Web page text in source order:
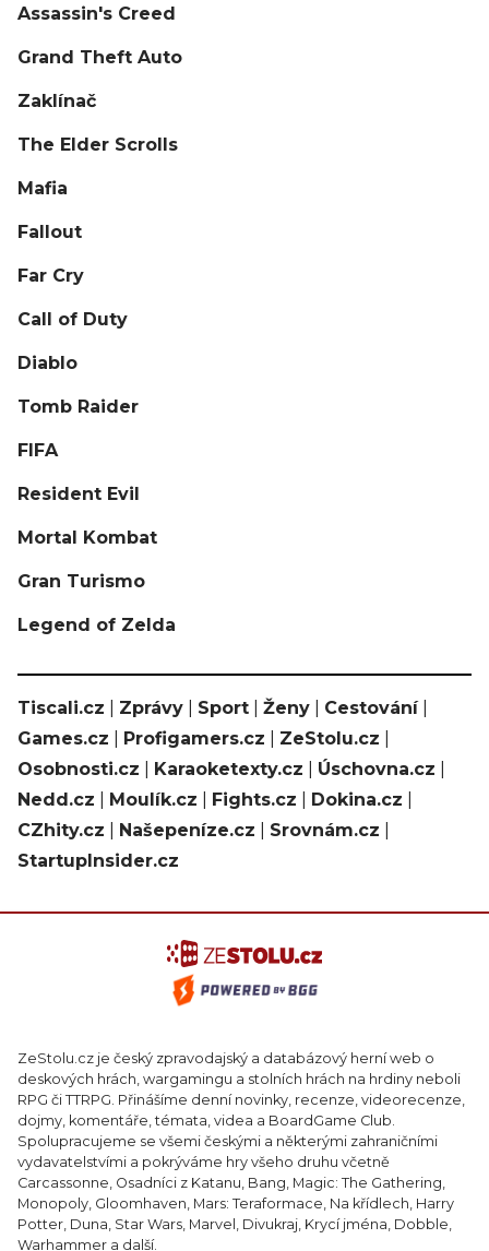
Assassin's Creed
Grand Theft Auto
Zaklínač
The Elder Scrolls
Mafia
Fallout
Far Cry
Call of Duty
Diablo
Tomb Raider
FIFA
Resident Evil
Mortal Kombat
Gran Turismo
Legend of Zelda
Tiscali.cz Zprávy Sport Ženy Cestování|
Games.cz
Profigamers.cz ZeStolu.cz
Osobnosti.cz
Karaoketexty.cz Úschovna.cz
Nedd.cz
Moulík.cz Fights.cz Dokina.cz
CZhity.cz
Našepeníze.cz Srovnám.cz
StartupInsider.cz
ZeStolu.cz je český zpravodajský a databázový herní web o
deskových hrách, wargamingu a stolních hrách na hrdiny neboli
RPG či TTRPG. Přinášíme denní novinky, recenze, videorecenze,
dojmy, komentáře, témata, videa a BoardGame Club.
Spolupracujeme se všemi českými a některými zahraničními
vydavatelstvími a pokrýváme hry všeho druhu včetně
Carcassonne, Osadníci z Katanu, Bang, Magic: The Gathering,
Monopoly, Gloomhaven, Mars: Teraformace, Na křídlech, Harry
Potter, Duna, Star Wars, Marvel, Divukraj, Krycí jména, Dobble,
Warhammer a další.